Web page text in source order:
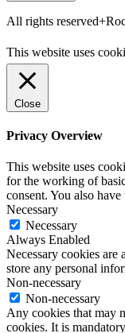
All rights
This website uses
Close
Privacy Overview
This website uses
for the working of
consent. You also
Necessary
Necessary
Always Enabled
Necessary cookies are
store any personal
Non-necessary
Non-necessary
Any cookies that may
cookies. It is